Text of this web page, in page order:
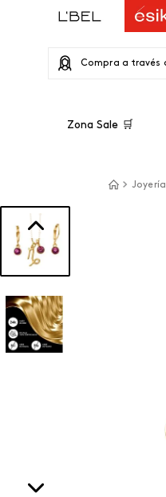
Compra a través
Zona Sale 🛒
Joyería